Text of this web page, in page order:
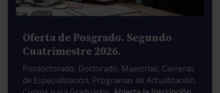
Oferta de Posgrado. Segundo
Cuatrimestre 2026.
Posdoctorado, Doctorado, Maestrías, Carreras
de Especialización, Programas de Actualización,